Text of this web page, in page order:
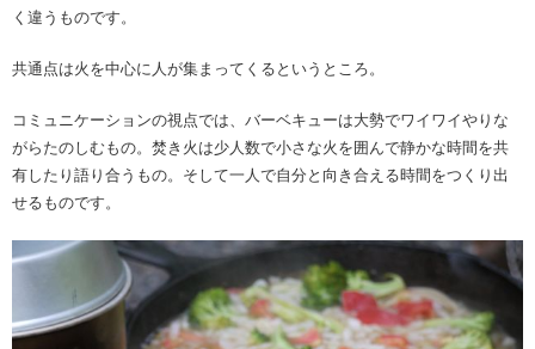
く違うものです。
共通点は火を中心に人が集まってくるというところ。
コミュニケーションの視点では、バーベキューは大勢でワイワイやりな
がらたのしむもの。焚き火は少人数で小さな火を囲んで静かな時間を共
有したり語り合うもの。そして一人で自分と向き合える時間をつくり出
せるものです。